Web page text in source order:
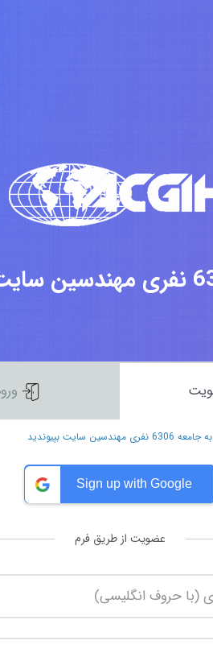
به جامعه 6306 نفری مهندسین سایت بپیوندید
Sign up with Google
عضویت از طریق فرم